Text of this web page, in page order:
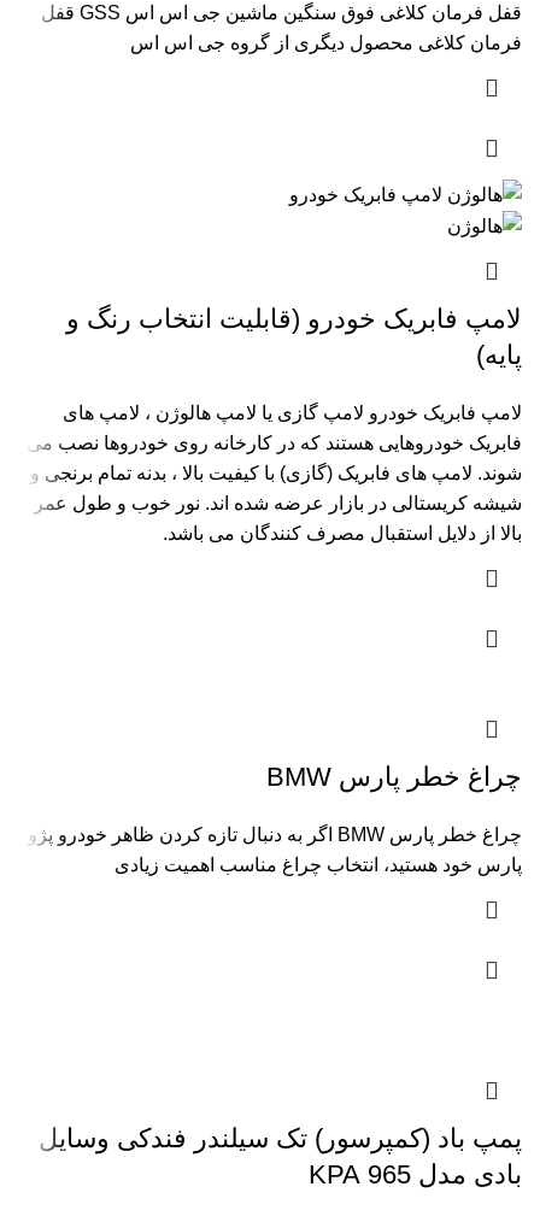
قفل فرمان کلاغی فوق سنگین ماشین جی اس اس GSS قفل
فرمان کلاغی محصول دیگری از گروه جی اس اس
لامپ فابریک خودرو (قابلیت انتخاب رنگ و
پایه)
لامپ فابریک خودرو لامپ گازی یا لامپ هالوژن ، لامپ های
فابریک خودروهایی هستند که در کارخانه روی خودروها نصب می
شوند. لامپ های فابریک (گازی) با کیفیت بالا ، بدنه تمام برنجی و
شیشه کریستالی در بازار عرضه شده اند. نور خوب و طول عمر
بالا از دلایل استقبال مصرف کنندگان می باشد.
چراغ خطر پارس BMW
چراغ خطر پارس BMW اگر به دنبال تازه کردن ظاهر خودرو پژو
پارس خود هستید، انتخاب چراغ مناسب اهمیت زیادی
پمپ باد (کمپرسور) تک سیلندر فندکی وسایل
بادی مدل 965 KPA